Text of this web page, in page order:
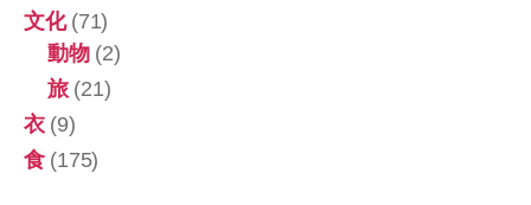
文化(71)
動物(2)
旅(21)
衣(9)
食(175)